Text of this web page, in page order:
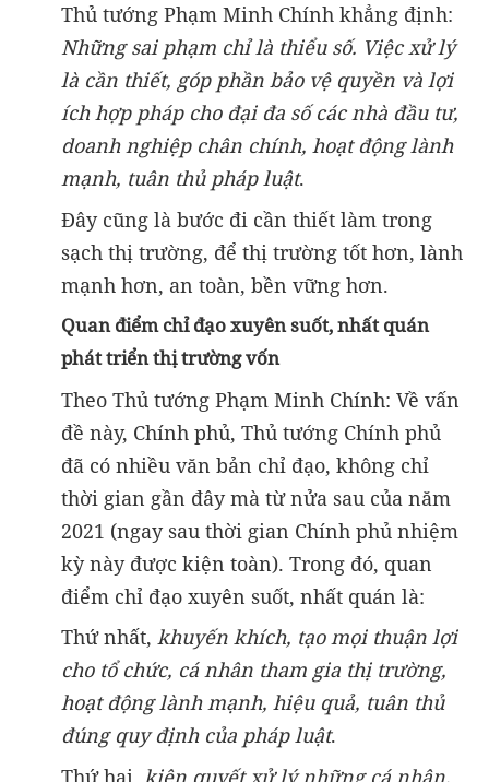
Thủ tướng Phạm Minh Chính khẳng định:
Những sai phạm chỉ là thiểu số. Việc xử lý
là cần thiết, góp phần bảo vệ quyền và lợi
ích hợp pháp cho đại đa số các nhà đầu tư,
doanh nghiệp chân chính, hoạt động lành
mạnh, tuân thủ pháp luật.
Đây cũng là bước đi cần thiết làm trong
sạch thị trường, để thị trường tốt hơn, lành
mạnh hơn, an toàn, bền vững hơn.
Quan điểm chỉ đạo xuyên suốt, nhất quán
phát triển thị trường vốn
Theo Thủ tướng Phạm Minh Chính: Về vấn
đề này, Chính phủ, Thủ tướng Chính phủ
đã có nhiều văn bản chỉ đạo, không chỉ
thời gian gần đây mà từ nửa sau của năm
2021 (ngay sau thời gian Chính phủ nhiệm
kỳ này được kiện toàn). Trong đó, quan
điểm chỉ đạo xuyên suốt, nhất quán là:
Thứ nhất, khuyến khích, tạo mọi thuận lợi
cho tổ chức, cá nhân tham gia thị trường,
hoạt động lành mạnh, hiệu quả, tuân thủ
đúng quy định của pháp luật.
Thứ hai, kiên quyết xử lý những cá nhân,